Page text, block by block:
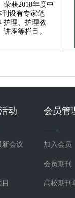
荣获2018年度中
刊设有专家笔
护理、护理教
座等栏目。
动
新会议
会员管
加入会员
会员期刊
高校期刊